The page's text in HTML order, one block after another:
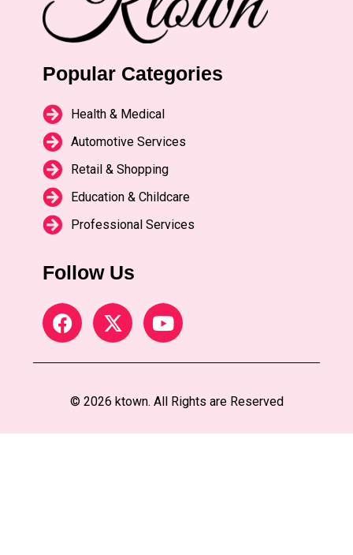
Popular Categories
Health & Medical
Automotive Services
Retail & Shopping
Education & Childcare
Professional Services
Follow Us
© 2026 ktown. All Rights are Reserved